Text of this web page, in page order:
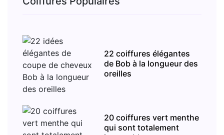
22 coiffures élégantes
de Bob à la longueur des
oreilles
20 coiffures vert menthe
qui sont totalement